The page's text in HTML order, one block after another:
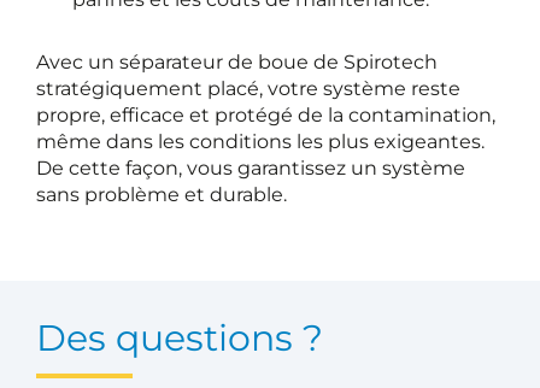
Avec un séparateur de boue de Spirotech
stratégiquement placé, votre système reste
propre, efficace et protégé de la contamination,
même dans les conditions les plus exigeantes.
De cette façon, vous garantissez un système
sans problème et durable.
Des questions ?